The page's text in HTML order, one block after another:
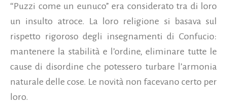
“Puzzi come un eunuco” era considerato tra di loro
un insulto atroce. La loro religione si basava sul
rispetto rigoroso degli insegnamenti di Confucio:
mantenere la stabilità e l’ordine, eliminare tutte le
cause di disordine che potessero turbare l’armonia
naturale delle cose. Le novità non facevano certo per
loro.